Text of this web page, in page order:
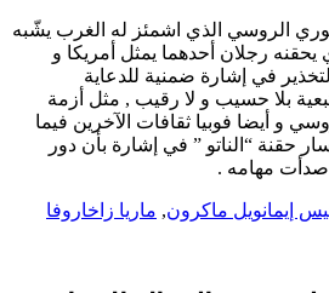
الروسي الذي اشمئز له الغرب يشّبه
يحقنه رجلان أحدهما يمثل أمريكا و
التخذير في إشارة ضمنية للدعاية
بلا حسيب و لا رقيب , مثل أزمة
و أيضا فوبيا ثقافات الآخرين فيما
حقنة “الناتو ” في إشارة بأن دور
صدأت مهامه .
إيمانويل ماكرون, ماريا زاخاروفا